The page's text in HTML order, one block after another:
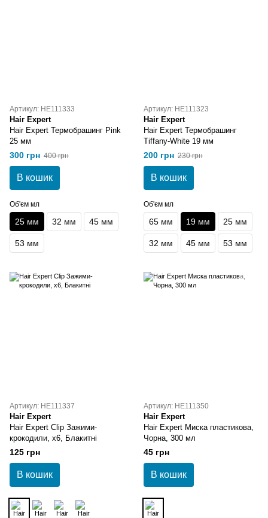
Артикул: HE111333
Hair Expert
Hair Expert Термобрашинг Pink
25 мм
300 грн 400 грн
В кошик
Об'єм мл
25 мм 32 мм 45 мм
53 мм
Артикул: HE111323
Hair Expert
Hair Expert Термобрашинг
Tiffany-White 19 мм
200 грн 230 грн
В кошик
Об'єм мл
65 мм 19 мм 25 мм
32 мм 45 мм 53 мм
Артикул: HE111337
Hair Expert
Hair Expert Clip Зажими-
крокодили, х6, Блакитні
125 грн
В кошик
Артикул: HE111350
Hair Expert
Hair Expert Миска пластикова,
Чорна, 300 мл
45 грн
В кошик